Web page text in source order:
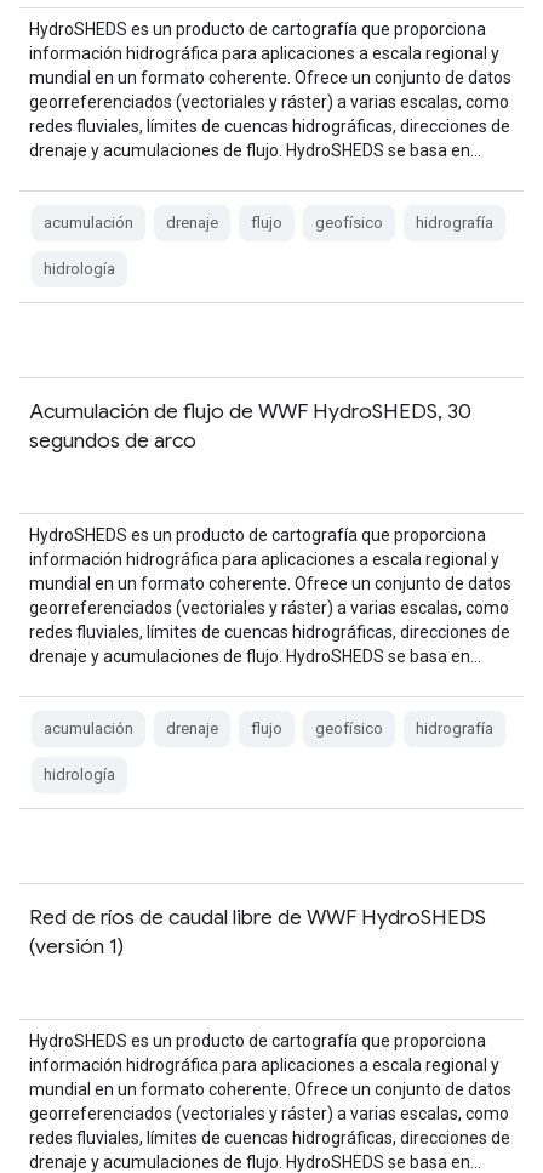
HydroSHEDS es un producto de cartografía que proporciona
información hidrográfica para aplicaciones a escala regional y
mundial en un formato coherente. Ofrece un conjunto de datos
georreferenciados (vectoriales y ráster) a varias escalas, como
redes fluviales, límites de cuencas hidrográficas, direcciones de
drenaje y acumulaciones de flujo. HydroSHEDS se basa en…
acumulación drenaje flujo geofísico hidrografía
hidrología
Acumulación de flujo de WWF HydroSHEDS, 30
segundos de arco
HydroSHEDS es un producto de cartografía que proporciona
información hidrográfica para aplicaciones a escala regional y
mundial en un formato coherente. Ofrece un conjunto de datos
georreferenciados (vectoriales y ráster) a varias escalas, como
redes fluviales, límites de cuencas hidrográficas, direcciones de
drenaje y acumulaciones de flujo. HydroSHEDS se basa en…
acumulación drenaje flujo geofísico hidrografía
hidrología
Red de ríos de caudal libre de WWF HydroSHEDS
(versión 1)
HydroSHEDS es un producto de cartografía que proporciona
información hidrográfica para aplicaciones a escala regional y
mundial en un formato coherente. Ofrece un conjunto de datos
georreferenciados (vectoriales y ráster) a varias escalas, como
redes fluviales, límites de cuencas hidrográficas, direcciones de
drenaje y acumulaciones de flujo. HydroSHEDS se basa en…